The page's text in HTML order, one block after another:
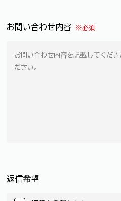
お問い合わせ内容 ※必須
返信希望